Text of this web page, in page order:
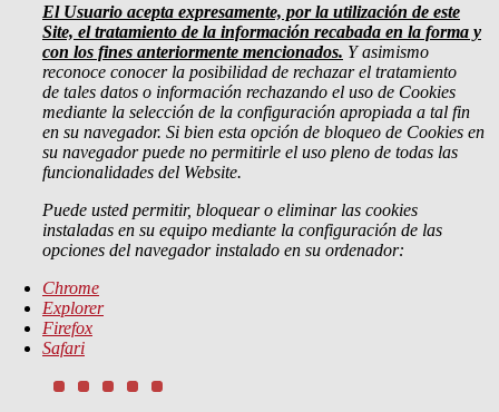
El Usuario acepta expresamente, por la utilización de este
Site, el tratamiento de la información recabada en la forma y
con los fines anteriormente mencionados. Y asimismo
reconoce conocer la posibilidad de rechazar el tratamiento
de tales datos o información rechazando el uso de Cookies
mediante la selección de la configuración apropiada a tal fin
en su navegador. Si bien esta opción de bloqueo de Cookies en
su navegador puede no permitirle el uso pleno de todas las
funcionalidades del Website.
Puede usted permitir, bloquear o eliminar las cookies
instaladas en su equipo mediante la configuración de las
opciones del navegador instalado en su ordenador:
Chrome
Explorer
Firefox
Safari